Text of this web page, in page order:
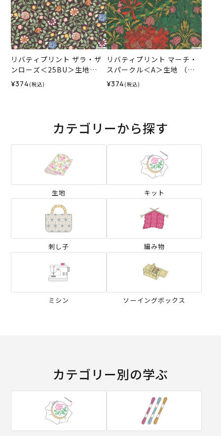
リバティプリント ザラ・ザ
ンローズ＜25BU＞生地
（リバティ・ファブリック
ス）2025AW
¥374 (税込)
リバティプリント マーチ・
スパークル＜A＞生地 （リ
バティ・ファブリックス）2
025AW
¥374 (税込)
カテゴリーから探す
生地 キット
刺し子 編み物
ミシン ソーイングボックス
カテゴリー別の学ぶ